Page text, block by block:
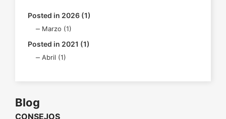
Posted in 2026 (1)
Marzo (1)
Posted in 2021 (1)
Abril (1)
Blog
CONSEJOS